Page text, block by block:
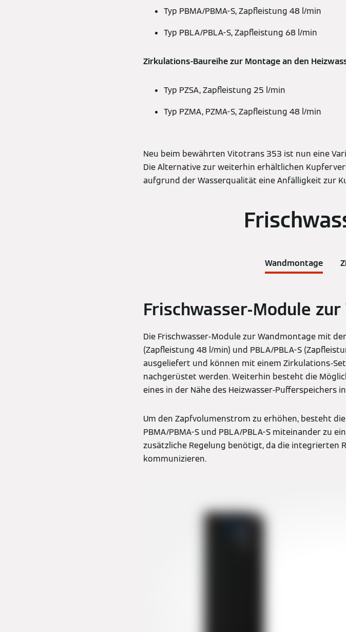
Typ PBMA/PBMA-S, Zapfleistung 48 l/min
Typ PBLA/PBLA-S, Zapfleistung 68 l/min
Zirkulations-Baureihe zur Montage an den
Typ PZSA, Zapfleistung 25 l/min
Typ PZMA, PZMA-S, Zapfleistung 48 l/min
Neu beim bewährten Vitotrans 353 ist nun eine
Die Alternative zur weiterhin erhältlichen
aufgrund der Wasserqualität eine Anfälligkeit zur
Wandmontage
Frischwasser-Module
Die Frischwasser-Module zur Wandmontage mit
(Zapfleistung 48 l/min) und PBLA/PBLA-S
ausgeliefert und können mit einem Zirkulations-
nachgerüstet werden. Weiterhin besteht die
eines in der Nähe des Heizwasser-Pufferspeichers
Um den Zapfvolumenstrom zu erhöhen, besteht
PBMA/PBMA-S und PBLA/PBLA-S miteinander zu
zusätzliche Regelung benötigt, da die integrierten
kommunizieren.